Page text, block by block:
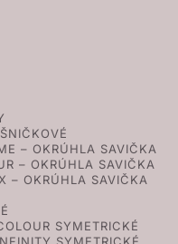
– OKRÚHLA SAVIČKA
– OKRÚHLA SAVIČKA
– OKRÚHLA SAVIČKA
SYMETRICKÉ